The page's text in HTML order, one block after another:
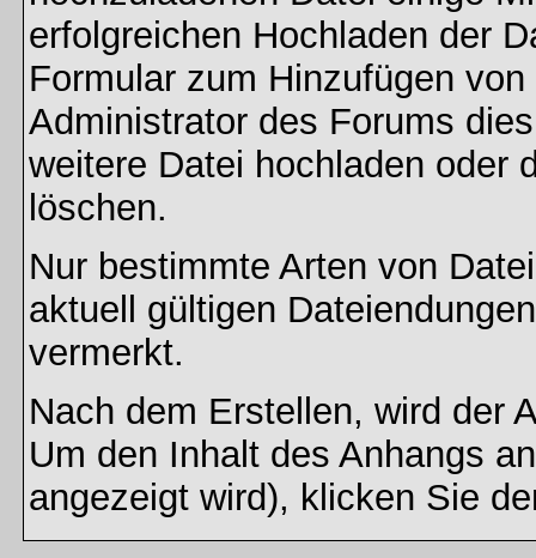
erfolgreichen Hochladen der
Formular zum Hinzufügen
Administrator des Forums
weitere Datei hochladen oder
löschen.
Nur bestimmte Arten von
aktuell gültigen
vermerkt.
Nach dem Erstellen, wird der
Um den Inhalt des Anhangs
angezeigt wird), klicken Sie